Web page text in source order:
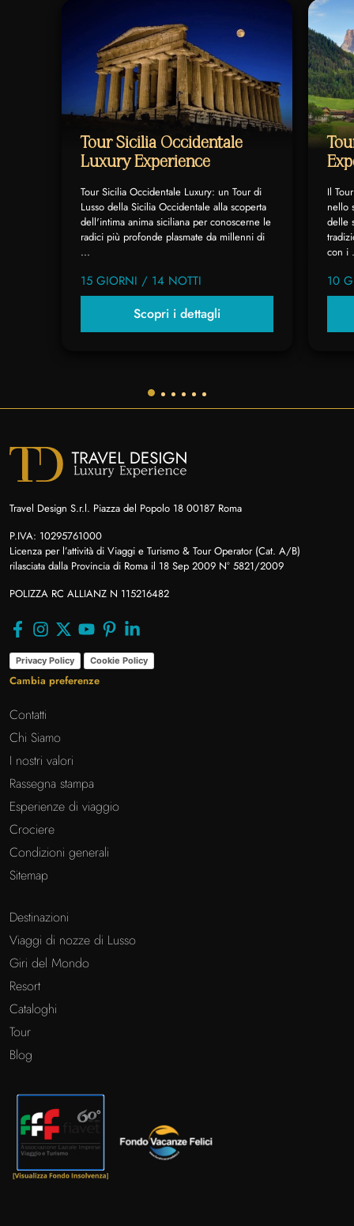
Tour Sicilia Occidentale
Luxury Experience
Tour Sicilia Occidentale Luxury: un Tour di
Lusso della Sicilia Occidentale alla scoperta
dell'intima anima siciliana per conoscerne le
radici più profonde plasmate da millenni di
...
15 GIORNI / 14 NOTTI
Scopri i dettagli
Il
nello
delle
con i
10
Travel Design S.r.l. Piazza del Popolo 18 00187 Roma
P.IVA: 10295761000
Licenza per l’attività di Viaggi e Turismo & Tour Operator (Cat. A/B)
rilasciata dalla Provincia di Roma il 18 Sep 2009 N° 5821/2009
POLIZZA RC ALLIANZ N 115216482
Privacy Policy Cookie Policy
Cambia preferenze
Contatti
Chi Siamo
I nostri valori
Rassegna stampa
Esperienze di viaggio
Crociere
Condizioni generali
Sitemap
Destinazioni
Viaggi di nozze di Lusso
Giri del Mondo
Resort
Cataloghi
Tour
Blog